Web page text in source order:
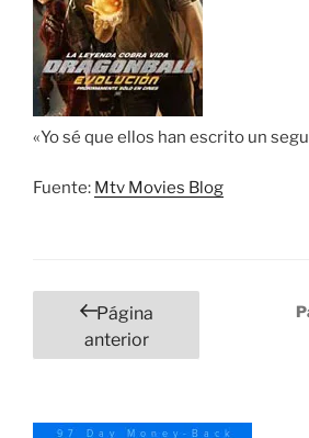
«Yo sé que ellos han escrito un
Fuente: Mtv Movies Blog
Paginación
entradas
Página
anterior